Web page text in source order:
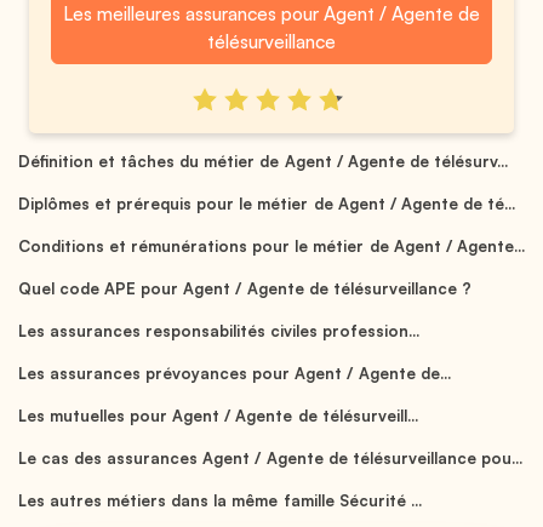
Les meilleures assurances pour Agent / Agente de
télésurveillance
Définition et tâches du métier de Agent / Agente de télésurv...
Diplômes et prérequis pour le métier de Agent / Agente de té...
Conditions et rémunérations pour le métier de Agent / Agente...
Quel code APE pour Agent / Agente de télésurveillance ?
Les assurances responsabilités civiles profession...
Les assurances prévoyances pour Agent / Agente de...
Les mutuelles pour Agent / Agente de télésurveill...
Le cas des assurances Agent / Agente de télésurveillance pou...
Les autres métiers dans la même famille Sécurité ...